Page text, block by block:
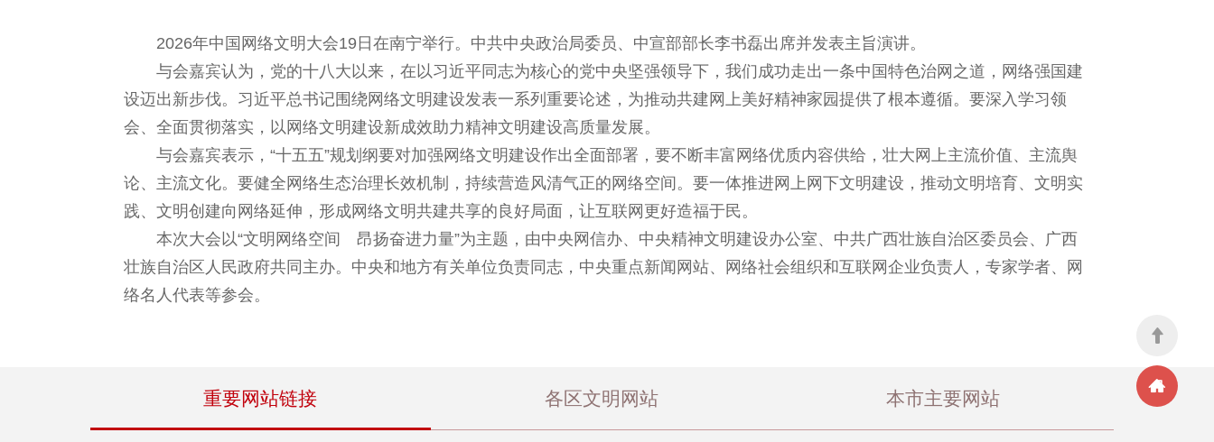
2026年中国网络文明大会19日在南宁举行。中共中央政治局委员、中宣部部长李书磊出席并发表主旨演讲。
与会嘉宾认为，党的十八大以来，在以习近平同志为核心的党中央坚强领导下，我们成功走出一条中国特色治网之道，网络强国建
设迈出新步伐。习近平总书记围绕网络文明建设发表一系列重要论述，为推动共建网上美好精神家园提供了根本遵循。要深入学习领
会、全面贯彻落实，以网络文明建设新成效助力精神文明建设高质量发展。
与会嘉宾表示，“十五五”规划纲要对加强网络文明建设作出全面部署，要不断丰富网络优质内容供给，壮大网上主流价值、主流舆
论、主流文化。要健全网络生态治理长效机制，持续营造风清气正的网络空间。要一体推进网上网下文明建设，推动文明培育、文明实
践、文明创建向网络延伸，形成网络文明共建共享的良好局面，让互联网更好造福于民。
本次大会以“文明网络空间 昂扬奋进力量”为主题，由中央网信办、中央精神文明建设办公室、中共广西壮族自治区委员会、广西
壮族自治区人民政府共同主办。中央和地方有关单位负责同志，中央重点新闻网站、网络社会组织和互联网企业负责人，专家学者、网
络名人代表等参会。
重要网站链接 各区文明网站 本市主要网站